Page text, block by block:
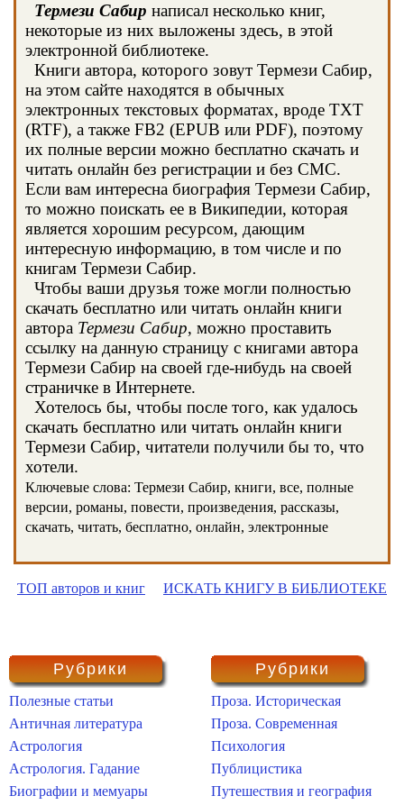
Термези Сабир написал несколько книг,
некоторые из них выложены здесь, в этой
электронной библиотеке.
Книги автора, которого зовут Термези Сабир,
на этом сайте находятся в обычных
электронных текстовых форматах, вроде TXT
(RTF), а также FB2 (EPUB или PDF), поэтому
их полные версии можно бесплатно скачать и
читать онлайн без регистрации и без СМС.
Если вам интересна биография Термези Сабир,
то можно поискать ее в Википедии, которая
является хорошим ресурсом, дающим
интересную информацию, в том числе и по
книгам Термези Сабир.
Чтобы ваши друзья тоже могли полностью
скачать бесплатно или читать онлайн книги
автора Термези Сабир, можно проставить
ссылку на данную страницу с книгами автора
Термези Сабир на своей где-нибудь на своей
страничке в Интернете.
Хотелось бы, чтобы после того, как удалось
скачать бесплатно или читать онлайн книги
Термези Сабир, читатели получили бы то, что
хотели.
Ключевые слова: Термези Сабир, книги, все, полные
версии, романы, повести, произведения, рассказы,
скачать, читать, бесплатно, онлайн, электронные
ТОП авторов и книг ИСКАТЬ КНИГУ В БИБЛИОТЕКЕ
Рубрики
Полезные статьи
Античная литература
Астрология
Астрология. Гадание
Биографии и мемуары
Рубрики
Проза. Историческая
Проза. Современная
Психология
Публицистика
Путешествия и география